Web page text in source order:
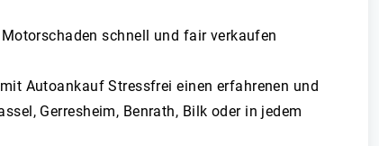
schnell und fair verkaufen
Autoankauf Stressfrei einen erfahrenen und
Gerresheim, Benrath, Bilk oder in jedem